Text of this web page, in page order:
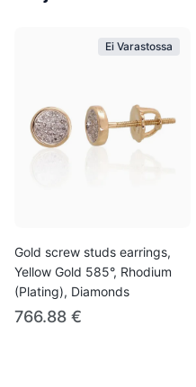
Ei Varastossa
Gold screw studs earrings,
Yellow Gold 585°, Rhodium
(Plating), Diamonds
766.88 €